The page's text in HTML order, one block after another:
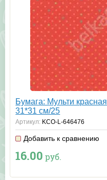
Бумага: Мульти
31*31 см/25
Артикул: KCO-L-646476
Добавить к сравнению
16.00 руб.